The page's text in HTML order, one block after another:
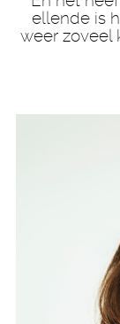
ellende is
weer zoveel